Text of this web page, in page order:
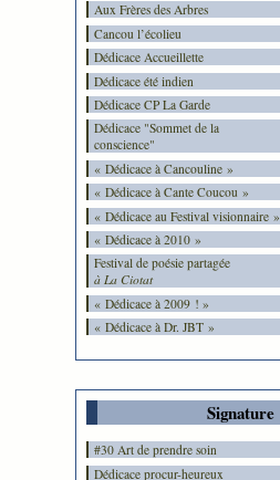
Aux Frères des Arbres
Cancou l’écolieu
Dédicace Accueillette
Dédicace été indien
Dédicace CP La Garde
Dédicace "Sommet de la
conscience"
« Dédicace à Cancouline »
« Dédicace à Cante Coucou »
« Dédicace au Festival visionnaire »
« Dédicace à 2010 »
Festival de poésie partagée
à La Ciotat
« Dédicace à 2009 ! »
« Dédicace à Dr. JBT »
Signature
#30 Art de prendre soin
Dédicace procur-heureux